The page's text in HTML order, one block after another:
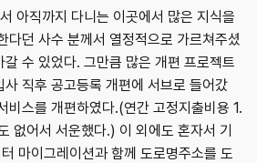
아직까지 다니는 이곳에서 많은 지식을
다던 사수 분께서 열정적으로 가르쳐주셨
수 있었다. 그만큼 많은 개편 프로젝트
직후 공고등록 개편에 서브로 들어갔
비스를 개편하였다.(연간 고정지출비용 1.
없어서 서운했다.) 이 외에도 혼자서 기
마이그레이션과 함께 도로명주소를 도